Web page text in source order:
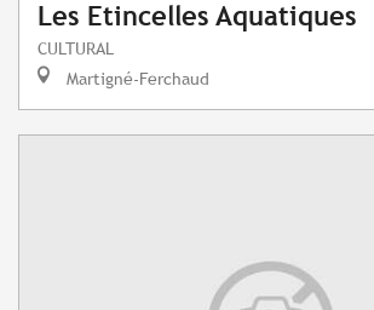
Les Etincelles Aquatiques
CULTURAL
Martigné-Ferchaud